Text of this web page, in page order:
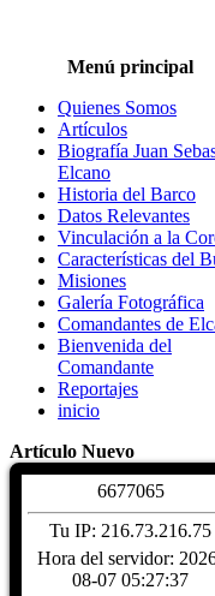
Menú principal
Quienes Somos
Artículos
Biografía Juan
Elcano
Historia del Barco
Datos Relevantes
Vinculación a la
Características del
Misiones
Galería Fotográfica
Comandantes de
Bienvenida del
Comandante
Reportajes
inicio
Artículo Nuevo
6677065
Tu IP: 216.73.216.75
Hora del servidor:
08-07 05:27:37